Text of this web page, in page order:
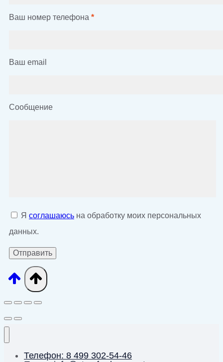
Ваш номер телефона *
Ваш email
Сообщение
Я соглашаюсь на обработку моих персональных
данных.
Телефон: 8 499 302-54-46